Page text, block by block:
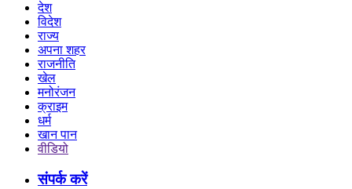
देश
विदेश
राज्य
अपना शहर
राजनीति
खेल
मनोरंजन
क्राइम
धर्म
खान पान
वीडियो
संपर्क करें